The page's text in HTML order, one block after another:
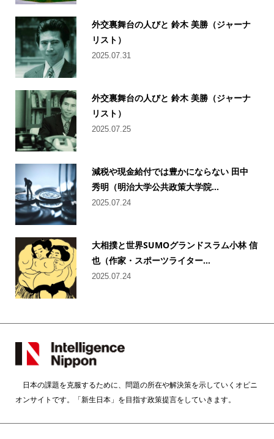
外交裏舞台の人びと 鈴木 美勝（ジャーナ
リスト）
2025.07.31
外交裏舞台の人びと 鈴木 美勝（ジャーナ
リスト）
2025.07.25
減税や現金給付では豊かにならない 田中
秀明（明治大学公共政策大学院...
2025.07.24
大相撲と世界SUMOグランドスラム小林 信
也（作家・スポーツライター...
2025.07.24
日本の課題を克服するために、問題の所在や解決策を示していくオピニ
オンサイトです。「新生日本」を目指す政策提言をしていきます。